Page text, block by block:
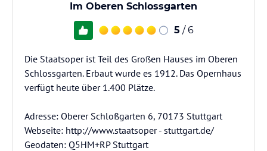
Im Oberen Schlossgarten
5 / 6
Die Staatsoper ist Teil des Großen Hauses im Oberen
Schlossgarten. Erbaut wurde es 1912. Das Opernhaus
verfügt heute über 1.400 Plätze.
Adresse: Oberer Schloßgarten 6, 70173 Stuttgart
Webseite: http://www.staatsoper - stuttgart.de/
Geodaten: Q5HM+RP Stuttgart